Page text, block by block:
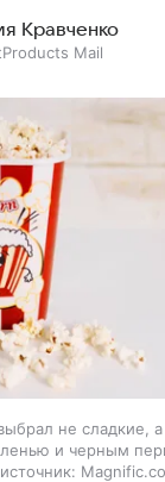
Кравченко
Mail
не сладкие,
и черным
источник: